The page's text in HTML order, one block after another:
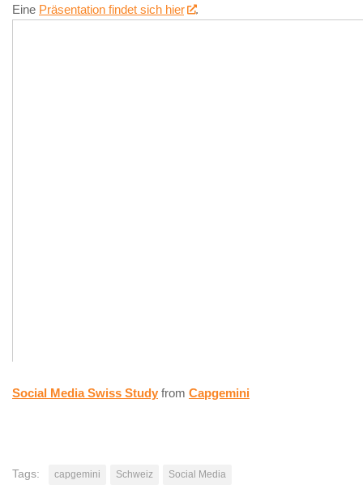
Eine Präsentation findet sich hier .
Social Media Swiss Study from Capgemini
Tags: capgemini Schweiz Social Media